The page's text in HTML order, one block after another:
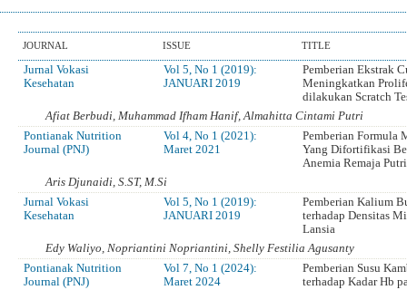
JOURNAL ISSUE TITLE
Jurnal Vokasi
Kesehatan
Vol 5, No 1 (2019):
JANUARI 2019
Pemberian Ekstrak
Meningkatkan
dilakukan Scratch
Afiat Berbudi, Muhammad Ifham Hanif, Almahitta Cintami Putri
Pontianak Nutrition
Journal (PNJ)
Vol 4, No 1 (2021):
Maret 2021
Pemberian Formula
Yang Difortifikasi
Anemia Remaja
Aris Djunaidi, S.ST, M.Si
Jurnal Vokasi
Kesehatan
Vol 5, No 1 (2019):
JANUARI 2019
Pemberian Kalium
terhadap Densitas
Lansia
Edy Waliyo, Nopriantini Nopriantini, Shelly Festilia Agusanty
Pontianak Nutrition
Journal (PNJ)
Vol 7, No 1 (2024):
Maret 2024
Pemberian Susu
terhadap Kadar Hb